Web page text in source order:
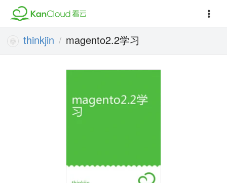
thinkjin / magento2.2学习